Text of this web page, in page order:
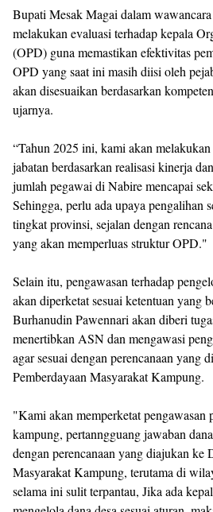
Bupati Mesak Magai dalam
melakukan evaluasi terhadap kepala
(OPD) guna memastikan efektivitas
OPD yang saat ini masih diisi oleh
akan disesuaikan berdasarkan
ujarnya.
“Tahun 2025 ini, kami akan melakukan
jabatan berdasarkan realisasi kinerja
jumlah pegawai di Nabire mencapai
Sehingga, perlu ada upaya pengalihan
tingkat provinsi, sejalan dengan
yang akan memperluas struktur OPD."
Selain itu, pengawasan terhadap
akan diperketat sesuai ketentuan yang
Burhanudin Pawennari akan diberi
menertibkan ASN dan mengawasi
agar sesuai dengan perencanaan yang
Pemberdayaan Masyarakat Kampung.
"Kami akan memperketat pengawasan
kampung, pertanngguang jawaban
dengan perencanaan yang diajukan ke
Masyarakat Kampung, terutama di
selama ini sulit terpantau, Jika ada